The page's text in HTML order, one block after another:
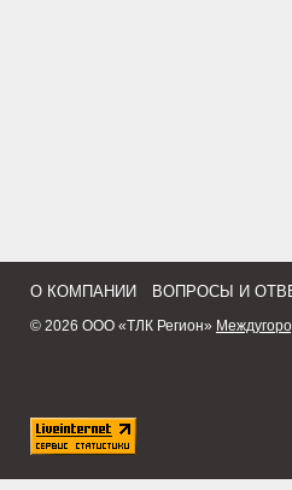
О КОМПАНИИ ВОПРОСЫ И
© 2026 ООО «ТЛК Регион»